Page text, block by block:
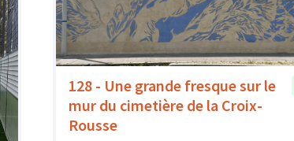
128 - Une grande fresque sur le
mur du cimetière de la Croix-
Rousse